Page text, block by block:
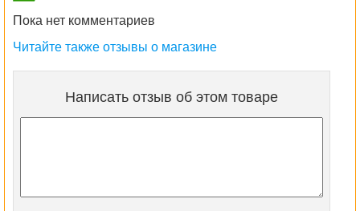
Пока нет комментариев
Читайте также отзывы о магазине
Написать отзыв об этом товаре